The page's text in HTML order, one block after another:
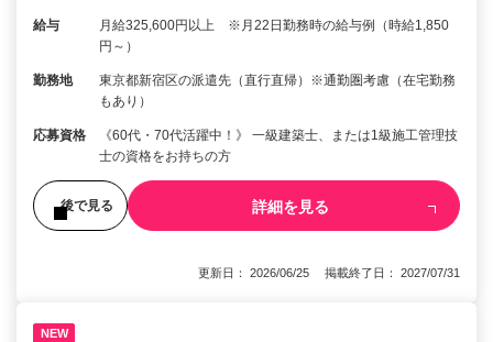
給与
月給325,600円以上 ※月22日勤務時の給与例（時給1,850
円～）
勤務地
東京都新宿区の派遣先（直行直帰）※通勤圏考慮（在宅勤務
もあり）
応募資格
《60代・70代活躍中！》 一級建築士、または1級施工管理技
士の資格をお持ちの方
後で見る 詳細を見る
更新日： 2026/06/25 掲載終了日： 2027/07/31
NEW